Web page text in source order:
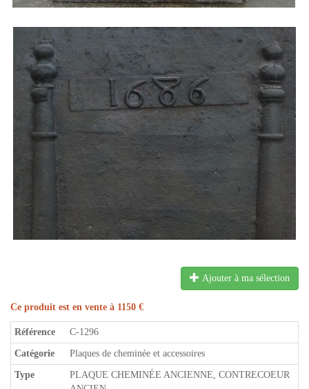
Ajouter à ma sélection
Ce produit est en vente à 1150 €
Référence C-1296
Catégorie Plaques de cheminée et accessoires
Type
PLAQUE CHEMINÉE ANCIENNE, CONTRECOEUR